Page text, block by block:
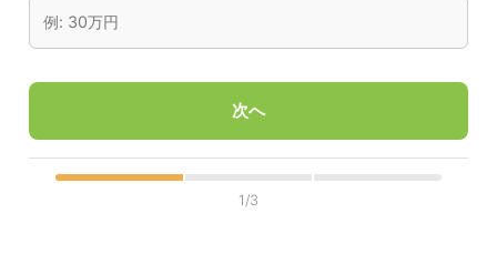
次へ
1/3